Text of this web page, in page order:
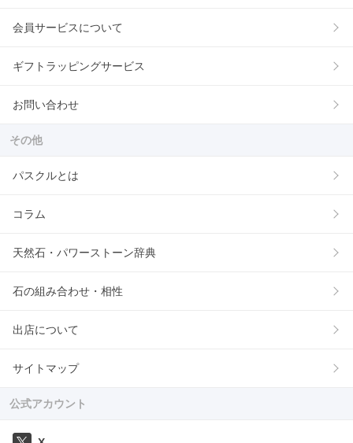
会員サービスについて
ギフトラッピングサービス
お問い合わせ
その他
パスクルとは
コラム
天然石・パワーストーン辞典
石の組み合わせ・相性
出店について
サイトマップ
公式アカウント